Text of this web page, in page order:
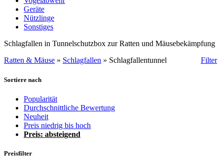
Geräte
Nützlinge
Sonstiges
Schlagfallen in Tunnelschutzbox zur Ratten und Mäusebekämpfung
Ratten & Mäuse » Schlagfallen » Schlagfallentunnel Filter
Sortiere nach
Popularität
Durchschnittliche Bewertung
Neuheit
Preis niedrig bis hoch
Preis: absteigend
Preisfilter